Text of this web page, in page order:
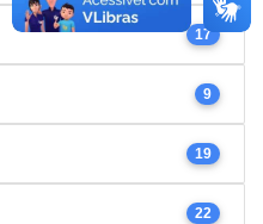
17
9
19
22